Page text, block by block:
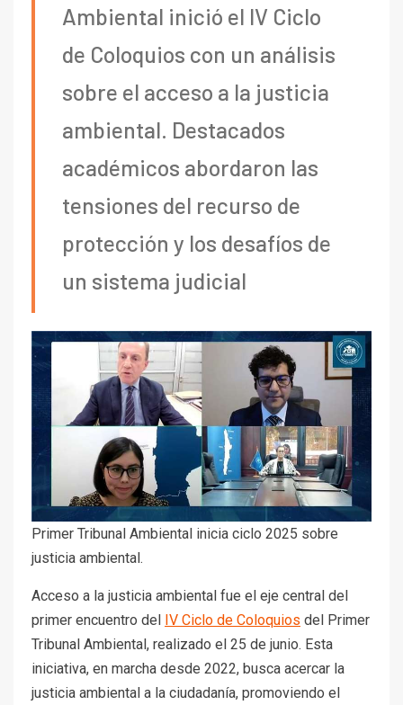
Ambiental inició el IV Ciclo
de Coloquios con un análisis
sobre el acceso a la justicia
ambiental. Destacados
académicos abordaron las
tensiones del recurso de
protección y los desafíos de
un sistema judicial
Primer Tribunal Ambiental inicia ciclo 2025 sobre
justicia ambiental.
Acceso a la justicia ambiental fue el eje central del
primer encuentro del IV Ciclo de Coloquios del Primer
Tribunal Ambiental, realizado el 25 de junio. Esta
iniciativa, en marcha desde 2022, busca acercar la
justicia ambiental a la ciudadanía, promoviendo el